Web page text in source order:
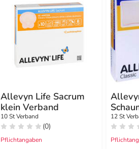
Allevyn Life Sacrum
klein Verband
10 St Verband
(0)
Pflichtangaben
12x13
12 St